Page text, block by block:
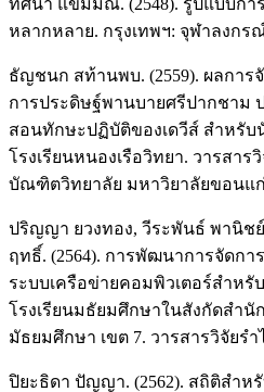
ทิศนา แขมมณี. (2548). รูปแบบกา
หลากหลาย. กรุงเทพฯ: จุฬาลงกร
ธัญชนก สท้านพบ. (2559). ผลการ
การประดิษฐ์พานบายศรีปากชาม
สอนทักษะปฏิบัติของเดวีส์ สำหรั
โรงเรียนหนองเรือวิทยา. วารสา
บัณฑิตวิทยาลัย มหาวิยาลัยขอนแก่
ปริญญา ยวงทอง, วีระพันธ์ พานิช
ฤทธิ์. (2564). การพัฒนาการจัดกา
ระบบเครือข่ายคอมพิวเตอร์สำห
โรงเรียนมธัยมศึกษาในสังกัดสำนั
มัธยมศึกษา เขต 7. วารสารวิจัยรำ
ปิยะธิดา ปัญญา. (2562). สถิติสำห